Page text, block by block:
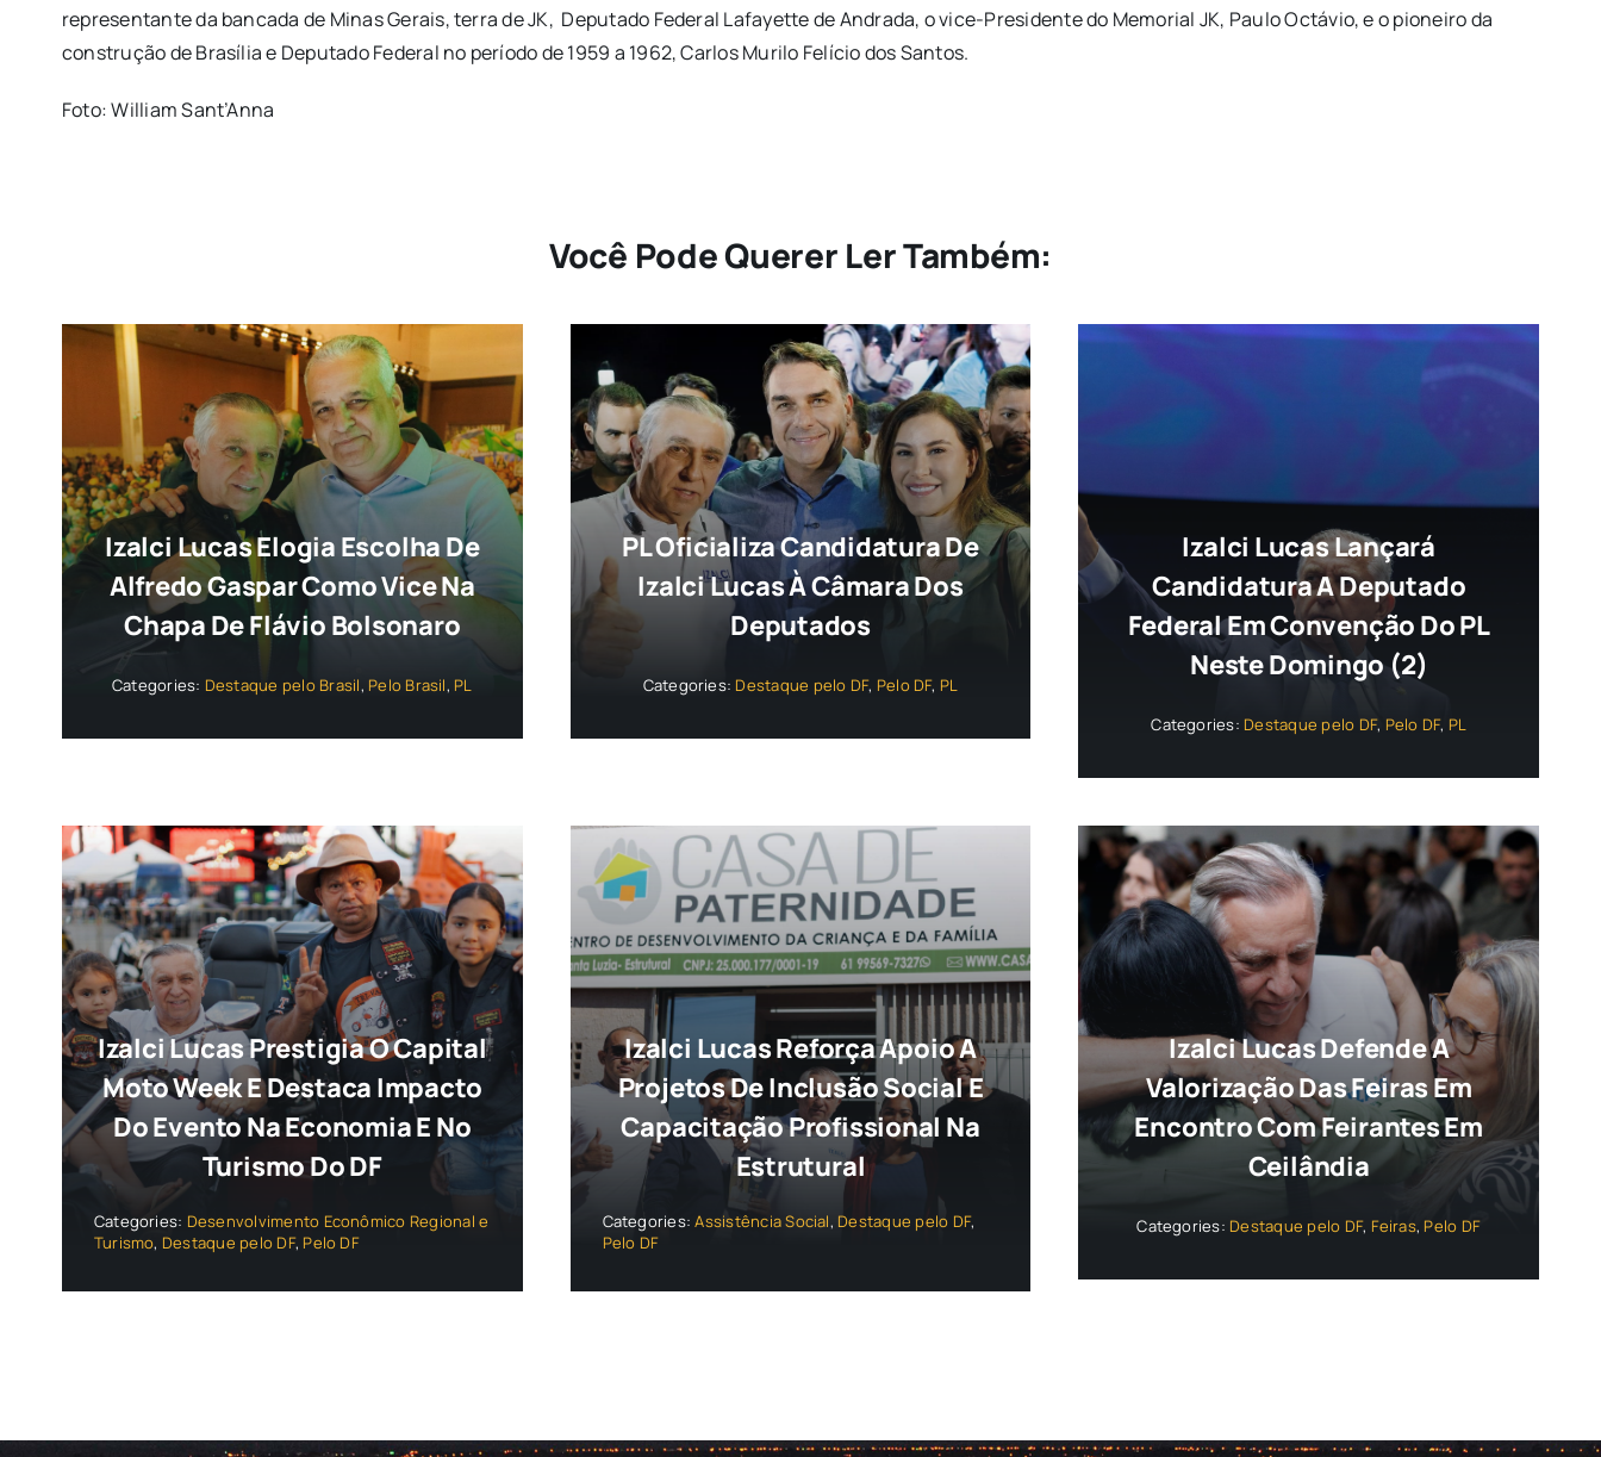
representante da bancada de Minas Gerais, terra de JK, Deputado Federal Lafayette de Andrada, o vice-Presidente do Memorial JK, Paulo Octávio, e o pioneiro da
construção de Brasília e Deputado Federal no período de 1959 a 1962, Carlos Murilo Felício dos Santos.
Foto: William Sant’Anna
Você Pode Querer Ler Também:
Izalci Lucas Elogia Escolha De
Alfredo Gaspar Como Vice Na
Chapa De Flávio Bolsonaro
Categories: Destaque pelo Brasil, Pelo Brasil, PL
PL Oficializa Candidatura De
Izalci Lucas À Câmara Dos
Deputados
Categories: Destaque pelo DF, Pelo DF, PL
Izalci Lucas Lançará
Candidatura A Deputado
Federal Em Convenção Do PL
Neste Domingo (2)
Categories: Destaque pelo DF, Pelo DF, PL
Izalci Lucas Prestigia O Capital
Moto Week E Destaca Impacto
Do Evento Na Economia E No
Turismo Do DF
Categories: Desenvolvimento Econômico Regional e
Turismo, Destaque pelo DF, Pelo DF
Izalci Lucas Reforça Apoio A
Projetos De Inclusão Social E
Capacitação Profissional Na
Estrutural
Categories:Assistência Social, Destaque pelo DF,
Pelo DF
Izalci Lucas Defende A
Valorização Das Feiras Em
Encontro Com Feirantes Em
Ceilândia
Categories: Destaque pelo DF, Feiras, Pelo DF